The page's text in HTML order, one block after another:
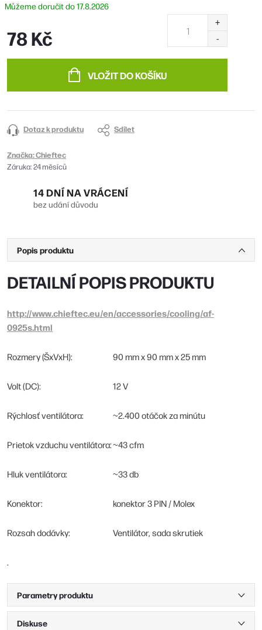
17.8.2026
78 Kč
VLOŽIT DO KOŠÍKU
Dotaz k produktu Sdílet
Značka:Chieftec
Záruka:24 měsíců
14 DNÍ NA VRÁCENÍ
bez udání důvodu
Popis produktu
DETAILNÍ POPIS PRODUKTU
http://www.chieftec.eu/en/accessories/cooling/af-
0925s.html
Rozmery (ŠxVxH): 90 mm x 90 mm x 25 mm
Volt (DC): 12 V
Rýchlosť ventilátora: ~2.400 otáčok za minútu
Prietok vzduchu ventilátora:~43 cfm
Hluk ventilátora: ~33 db
Konektor: konektor 3 PIN / Molex
Rozsah dodávky: Ventilátor, sada skrutiek
.
Parametry produktu
Diskuse